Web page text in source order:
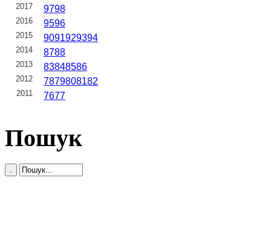
2017 9798
2016 9596
2015 9091929394
2014 8788
2013 83848586
2012 7879808182
2011 7677
Пошук